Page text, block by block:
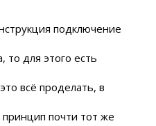
подключение
то для этого есть
всё проделать, в
почти тот же